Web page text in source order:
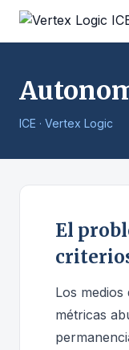
ICE · Vertex Logic
El
Los medios
métricas